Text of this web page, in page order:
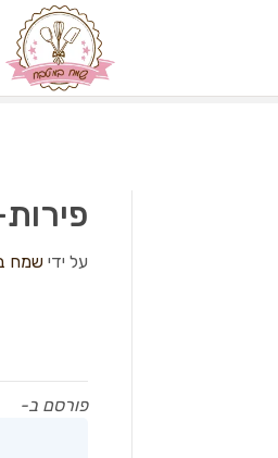
על ידי שמח
פורסם ב-